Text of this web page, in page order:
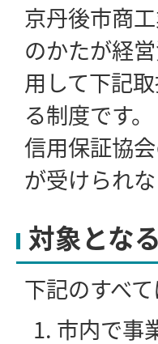
京丹後市商
のかたが経
用して下記
る制度です
信用保証協
が受けられ
対象とな
下記のすべ
市内で事